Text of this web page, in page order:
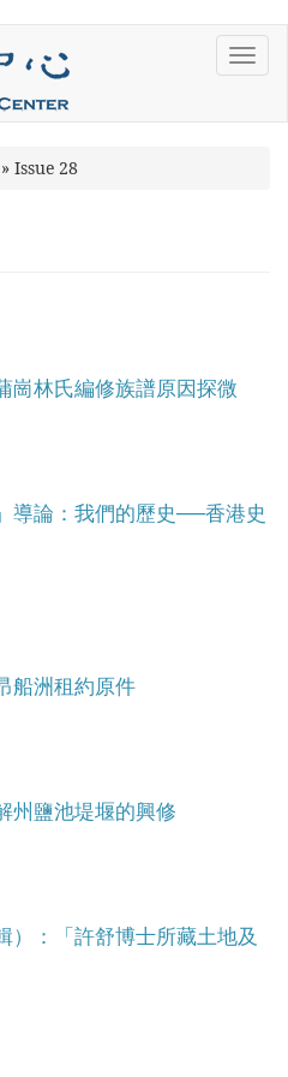
» Issue 28
崗林氏編修族譜原因探微
導論：我們的歷史──香港史
船洲租約原件
州鹽池堤堰的興修
）：「許舒博士所藏土地及